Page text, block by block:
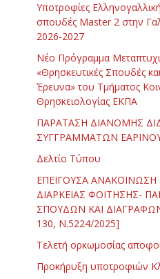
Υποτροφίες
σπουδές Master 2 στην
2026-2027
Νέο Πρόγραμμα
«Θρησκευτικές Σπουδές
Έρευνα» του Τμήματος
Θρησκειολογίας ΕΚΠΑ
ΠΑΡΑΤΑΣΗ ΔΙΑΝΟΜΗΣ
ΣΥΓΓΡΑΜΜΑΤΩΝ
Δελτίο Τύπου
ΕΠΕΙΓΟΥΣΑ
ΔΙΑΡΚΕΙΑΣ ΦΟΙΤΗΣΗΣ-
ΣΠΟΥΔΩΝ ΚΑΙ
130, Ν.5224/2025]
Τελετή ορκωμοσίας
Προκήρυξη υποτροφιών